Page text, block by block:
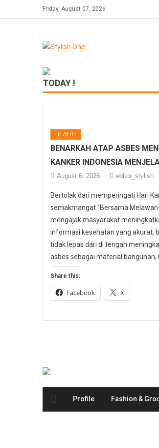
to
Friday, August 07, 2026
TODAY !
HEALTH
BENARKAH ATAP ASBES
KANKER INDONESIA
August 6, 2026 editor_stylish
Bertolak dari memperingati Hari
semakmangat “Bersama Melawan
mengajak masyarakat
informasi kesehatan yang akurat,
tidak lepas dari di tengah
asbes sebagai material bangunan,
Share this:
Facebook X
Profile Fashion &